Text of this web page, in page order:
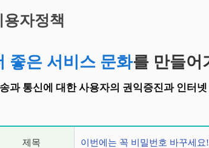
용자정책
좋은 서비스 문화를 만들어
과 통신에 대한 사용자의 권익증진과 인터
제목 이번에는 꼭 비밀번호 바꾸세요!